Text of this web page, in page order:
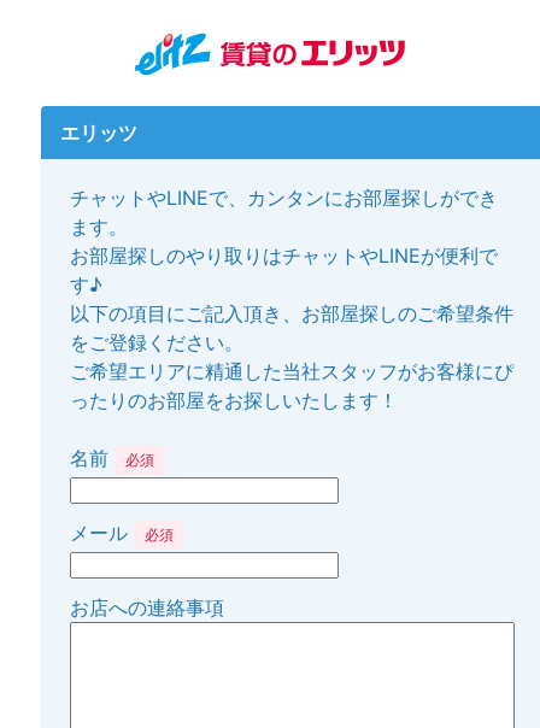
エリッツ
チャットやLINEで、カンタンにお部屋探しができ
ます。
お部屋探しのやり取りはチャットやLINEが便利で
す♪
以下の項目にご記入頂き、お部屋探しのご希望条件
をご登録ください。
ご希望エリアに精通した当社スタッフがお客様にぴ
ったりのお部屋をお探しいたします！
名前 必須
メール 必須
お店への連絡事項